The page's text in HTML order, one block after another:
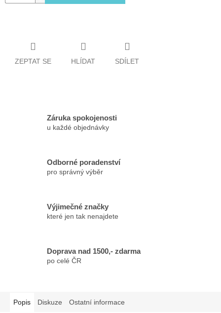
ZEPTAT SE HLÍDAT SDÍLET
Záruka spokojenosti
u každé objednávky
Odborné poradenství
pro správný výběr
Výjimečné značky
které jen tak nenajdete
Doprava nad 1500,- zdarma
po celé ČR
Popis Diskuze Ostatní informace